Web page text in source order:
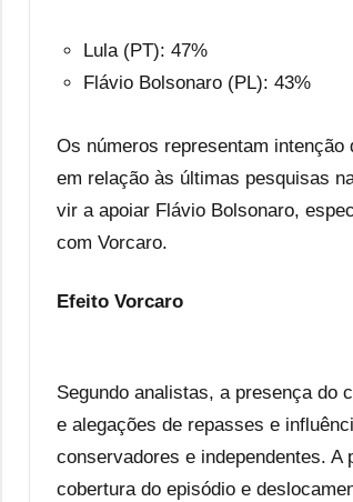
Lula (PT): 47%
Flávio Bolsonaro (PL): 43%
Os números representam
em relação às últimas pesquisas
vir a apoiar Flávio Bolsonaro,
com Vorcaro.
Efeito Vorcaro
Segundo analistas, a presença
e alegações de repasses e
conservadores e independentes.
cobertura do episódio e